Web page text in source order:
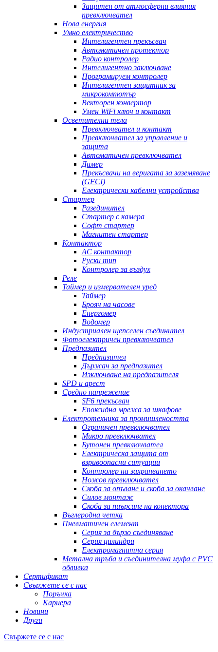
Защитен от атмосферни влияния
превключвател
Нова енергия
Умно електричество
Интелигентен прекъсвач
Автоматичен протектор
Радио контролер
Интелигентно заключване
Програмируем контролер
Интелигентен защитник за
микрокомпютър
Векторен конвертор
Умен WiFi ключ и контакт
Осветителни тела
Превключвател и контакт
Превключвател за управление и
защита
Автоматичен превключвател
Димер
Прекъсвачи на веригата за заземяване
(GFCI)
Електрически кабелни устройства
Стартер
Разединител
Стартер с камера
Софт стартер
Магнитен стартер
Контактор
AC контактор
Руски тип
Контролер за въздух
Реле
Таймер и измервателен уред
Таймер
Брояч на часове
Енергомер
Водомер
Индустриален щепселен съединител
Фотоелектричен превключвател
Предпазител
Предпазител
Държач за предпазител
Изключване на предпазителя
SPD и арест
Средно напрежение
SF6 прекъсвач
Епоксидна мрежа за шкафове
Електротехника за промишлеността
Ограничен превключвател
Микро превключвател
Бутонен превключвател
Електрическа защита от
взривоопасни ситуации
Контролер на захранването
Ножов превключвател
Скоба за опъване и скоба за окачване
Силов монтаж
Скоба за пиърсинг на конектора
Въглеродна четка
Пневматичен елемент
Серия за бързо съединяване
Серия цилиндри
Електромагнитна серия
Метална тръба и съединителна муфа с PVC
обвивка
Сертификат
Свържете се с нас
Поръчка
Кариера
Новини
Други
Свържете се с нас